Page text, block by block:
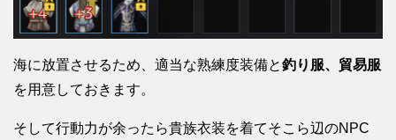
海に放置させるため、適当な熟練度装備と釣り服、貿易服
を用意しておきます。
そして行動力が余ったら貴族衣装を着てそこら辺のNPC